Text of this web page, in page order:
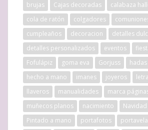
brujas
Cajas decoradas
calabaza
cola de ratón
colgadores
cumpleaños
decoracion
detalles
detalles personalizados
eventos
Fofulápiz
goma eva Gorjuss hadas
hecho a mano
imanes joyeros
llaveros
manualidades marca
muñecos planos
nacimiento
Navidad
Pintado a mano
portafotos